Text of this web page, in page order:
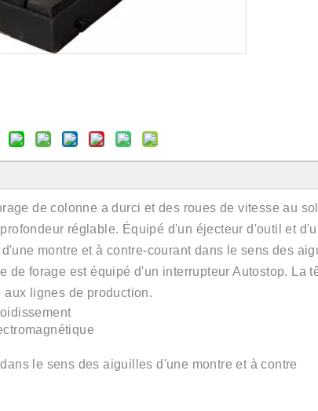
de colonne a durci et des roues de vitesse au
réglable. Équipé d'un éjecteur d'outil et
montre et à contre-courant dans le sens des
de forage est équipé d'un interrupteur Autostop. La
aux lignes de production.
le sens des aiguilles d'une montre et à contre